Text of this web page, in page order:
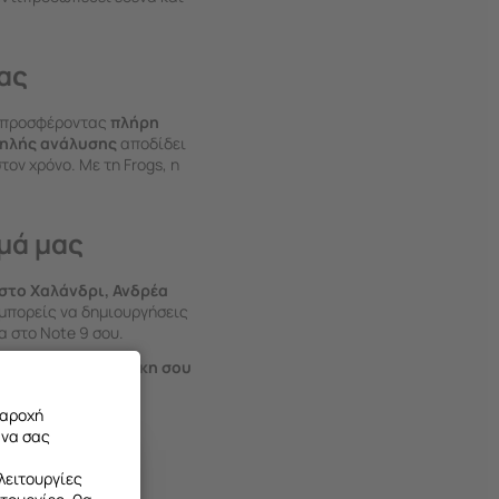
πλήρη
ανάλυσης αποδίδει
χρόνο. Με τη Frogs, η
μας
Χαλάνδρι, Ανδρέα
να δημιουργήσεις
στο Note 9 σου.
Φτιάξε τη θήκη σου
σας